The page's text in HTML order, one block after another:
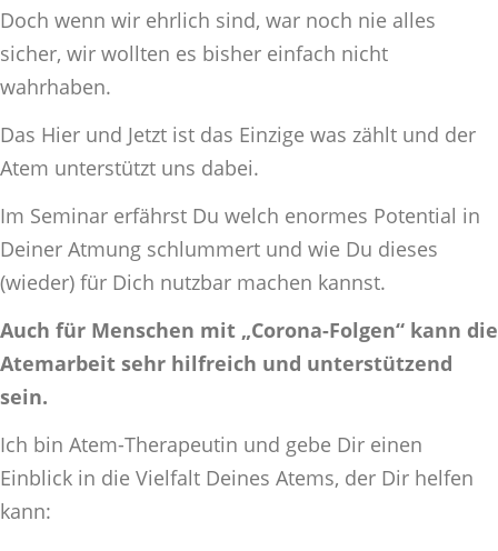
Doch wenn wir ehrlich sind, war noch nie alles
sicher, wir wollten es bisher einfach nicht
wahrhaben.
Das Hier und Jetzt ist das Einzige was zählt und der
Atem unterstützt uns dabei.
Im Seminar erfährst Du welch enormes Potential in
Deiner Atmung schlummert und wie Du dieses
(wieder) für Dich nutzbar machen kannst.
Auch für Menschen mit „Corona-Folgen“ kann die
Atemarbeit sehr hilfreich und unterstützend
sein.
Ich bin Atem-Therapeutin und gebe Dir einen
Einblick in die Vielfalt Deines Atems, der Dir helfen
kann: